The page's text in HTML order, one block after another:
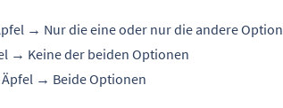
→ Nur die eine oder nur die andere Option
→ Keine der beiden Optionen
→ Beide Optionen